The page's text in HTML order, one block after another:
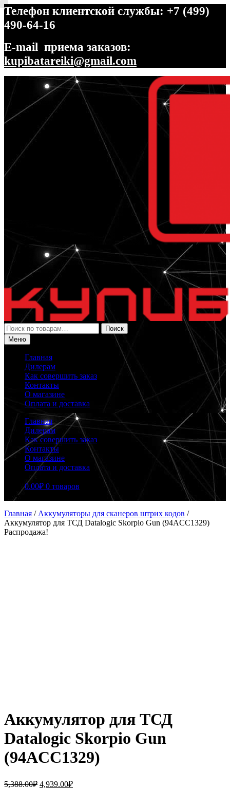
Телефон клиентской службы: +7 (499)
490-64-16
E-mail приема заказов:
kupibatareiki@gmail.com
Перейти
навигации
Перейти
содержимому
Искать:
Поиск
Меню
Главная
Дилерам
Как совершить заказ
Контакты
О магазине
Оплата и доставка
Главная
Дилерам
Как совершить заказ
Контакты
О магазине
Оплата и доставка
0.00₽ 0 товаров
Главная / Аккумуляторы для сканеров штрих кодов /
Аккумулятор для ТСД Datalogic Skorpio Gun (94ACC1329)
Распродажа!
Аккумулятор для ТСД
Datalogic Skorpio Gun
(94ACC1329)
5,388.00₽ Первоначальная
4,939.00₽Текущая